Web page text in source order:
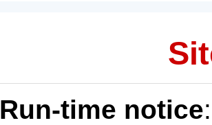
Run-time notice